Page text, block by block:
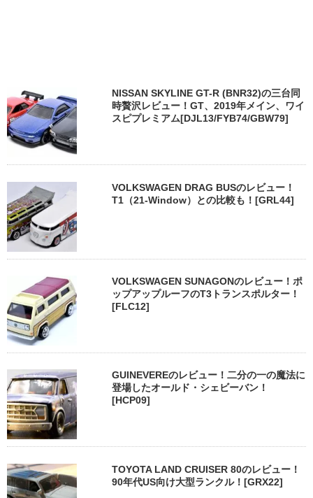
NISSAN SKYLINE GT-R (BNR32)の三台同
時贅沢レビュー！GT、2019年メイン、ワイ
スピプレミアム[DJL13/FYB74/GBW79]
VOLKSWAGEN DRAG BUSのレビュー！
T1（21-Window）との比較も！[GRL44]
VOLKSWAGEN SUNAGONのレビュー！ポ
ップアップルーフのT3トランスポルター！
[FLC12]
GUINEVEREのレビュー！二分の一の魔法に
登場したオールド・シェビーバン！
[HCP09]
TOYOTA LAND CRUISER 80のレビュー！
90年代US向け大型ランクル！[GRX22]